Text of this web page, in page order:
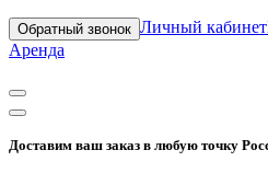
Обратный звонок Личный кабинет
Аренда
Доставим ваш заказ в любую точку